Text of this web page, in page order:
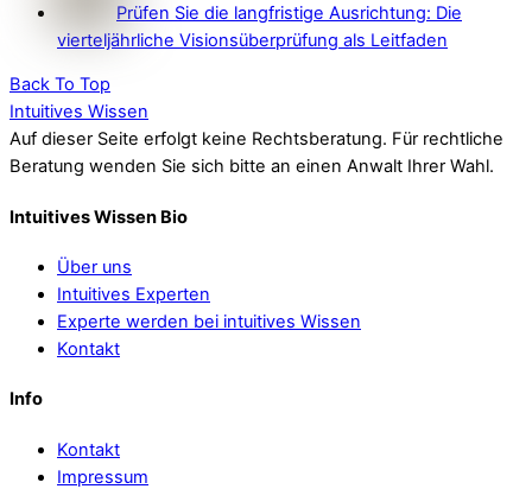
Prüfen Sie die langfristige Ausrichtung: Die
vierteljährliche Visionsüberprüfung als Leitfaden
Back To Top
Intuitives Wissen
Auf dieser Seite erfolgt keine Rechtsberatung. Für rechtliche
Beratung wenden Sie sich bitte an einen Anwalt Ihrer Wahl.
Intuitives Wissen Bio
Über uns
Intuitives Experten
Experte werden bei intuitives Wissen
Kontakt
Info
Kontakt
Impressum